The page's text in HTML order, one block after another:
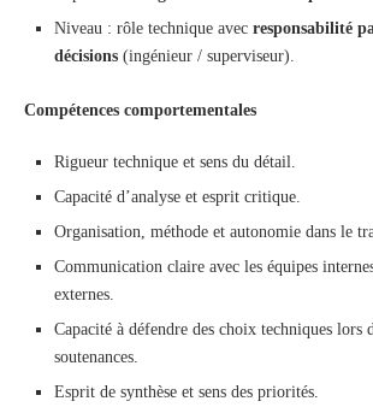
Niveau : rôle technique avec responsabilité
décisions (ingénieur / superviseur).
Compétences comportementales
Rigueur technique et sens du détail.
Capacité d’analyse et esprit critique.
Organisation, méthode et autonomie dans le
Communication claire avec les équipes
externes.
Capacité à défendre des choix techniques lors
soutenances.
Esprit de synthèse et sens des priorités.